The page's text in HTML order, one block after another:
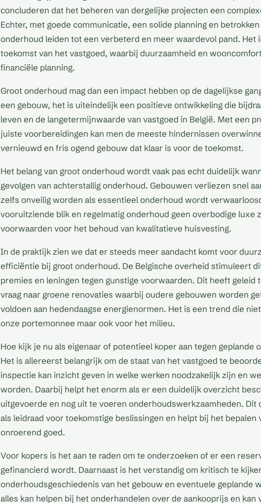
concluderen dat het beheren van dergelijke projecten een
Echter, met goede communicatie, een solide planning en
onderhoud leiden tot een verbeterd en meer waardevol pand. Het
toekomst van het vastgoed, waarbij duurzaamheid en
financiële planning.
Groot onderhoud mag dan een impact hebben op de dagelijkse
een gebouw, het is uiteindelijk een positieve ontwikkeling die
leven en de langetermijnwaarde van vastgoed in België. Met een
juiste voorbereidingen kan men de meeste hindernissen
vernieuwd en fris ogend gebouw dat klaar is voor de toekomst.
Het belang van groot onderhoud wordt vaak pas echt duidelijk
gevolgen van achterstallig onderhoud. Gebouwen verliezen snel
zelfs onveilig worden als essentieel onderhoud wordt
vooruitziende blik en regelmatig onderhoud geen overbodige luxe
voorwaarden voor het behoud van kwalitatieve huisvesting.
In de praktijk zien we dat er steeds meer aandacht komt voor
efficiëntie bij groot onderhoud. De Belgische overheid stimuleert
premies en leningen tegen gunstige voorwaarden. Dit heeft geleid
vraag naar groene renovaties waarbij oudere gebouwen worden
voldoen aan hedendaagse energienormen. Het is een trend die
onze portemonnee maar ook voor het milieu.
Hoe kijk je nu als eigenaar of potentieel koper aan tegen geplande
Het is allereerst belangrijk om de staat van het vastgoed te
inspectie kan inzicht geven in welke werken noodzakelijk zijn en
worden. Daarbij helpt het enorm als er een duidelijk overzicht
uitgevoerde en nog uit te voeren onderhoudswerkzaamheden. Dit
als leidraad voor toekomstige beslissingen en helpt bij het bepalen
onroerend goed.
Voor kopers is het aan te raden om te onderzoeken of er een
gefinancierd wordt. Daarnaast is het verstandig om kritisch te
onderhoudsgeschiedenis van het gebouw en eventuele geplande
alles kan helpen bij het onderhandelen over de aankooprijs en kan